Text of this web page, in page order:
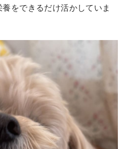
をできるだけ活かしていま